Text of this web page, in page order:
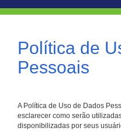
Política de
Pessoais
A Política de Uso de Dados
esclarecer como serão
disponibilizadas por seus